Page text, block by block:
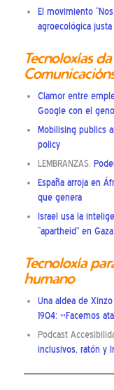
El movimiento
agroecológica
Tecnoloxías
Clamor entre
Google con el
Mobilising publics
policy
LEMBRANZAS.
España arroja en
que genera
Israel usa la
“apartheid” en Gaza
Tecnoloxía
humano
Una aldea de
1904: «Facemos
Podcast
inclusivos, ratón y